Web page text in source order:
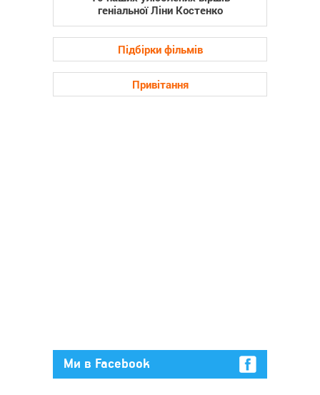
геніальної Ліни Костенко
Підбірки фільмів
Привітання
Ми в Facebook